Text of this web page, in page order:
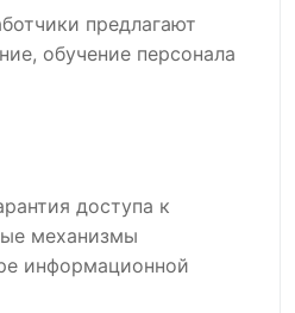
предлагают
обучение персонала
доступа к
механизмы
информационной